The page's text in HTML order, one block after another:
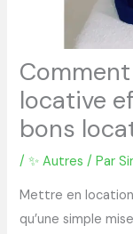
locative
bons
/✨ Autres / Par
Mettre en
qu’une simple